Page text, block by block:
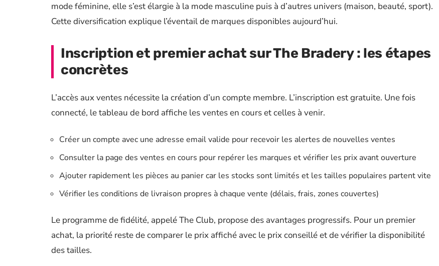
mode féminine, elle s’est élargie à la mode masculine puis à d’autres univers (maison, beauté, sport).
Cette diversification explique l’éventail de marques disponibles aujourd’hui.
Inscription et premier achat sur The Bradery : les étapes
concrètes
L’accès aux ventes nécessite la création d’un compte membre. L’inscription est gratuite. Une fois
connecté, le tableau de bord affiche les ventes en cours et celles à venir.
Créer un compte avec une adresse email valide pour recevoir les alertes de nouvelles ventes
Consulter la page des ventes en cours pour repérer les marques et vérifier les prix avant ouverture
Ajouter rapidement les pièces au panier car les stocks sont limités et les tailles populaires partent vite
Vérifier les conditions de livraison propres à chaque vente (délais, frais, zones couvertes)
Le programme de fidélité, appelé The Club, propose des avantages progressifs. Pour un premier
achat, la priorité reste de comparer le prix affiché avec le prix conseillé et de vérifier la disponibilité
des tailles.